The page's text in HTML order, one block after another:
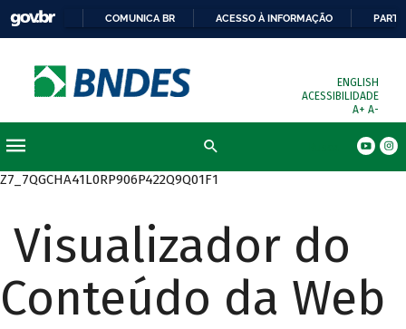
COMUNICA BR ACESSO À INFORMAÇÃO
ENGLISH
ACESSIBILIDADE
A+ A-
Z7_7QGCHA41L0RP906P422Q9Q01F1
Visualizador do
Conteúdo da Web